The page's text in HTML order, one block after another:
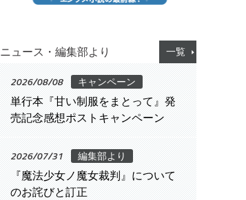
ニュース・編集部より 一覧
2026/08/08 キャンペーン
単行本『甘い制服をまとって』発
売記念感想ポストキャンペーン
2026/07/31 編集部より
『魔法少女ノ魔女裁判』について
のお詫びと訂正